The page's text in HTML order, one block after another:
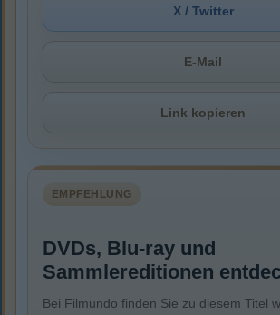
X / Twitter
E-Mail
Link kopieren
EMPFEHLUNG
DVDs, Blu-ray und
Sammlereditionen
Bei Filmundo finden Sie zu diesem Titel